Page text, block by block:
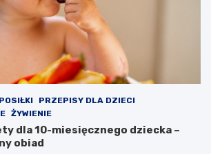
POSIŁKI
PRZEPISY DLA DZIECI
ŻYWIENIE
dla 10-miesięcznego dziecka –
obiad